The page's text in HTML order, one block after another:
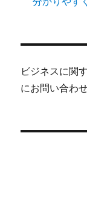
ビジネスに関
にお問い合わ